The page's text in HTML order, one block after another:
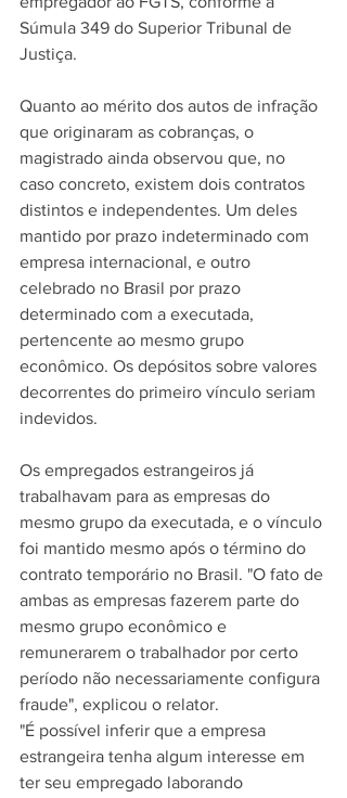
Súmula 349 do Superior Tribunal de
Justiça.
Quanto ao mérito dos autos de infração
que originaram as cobranças, o
magistrado ainda observou que, no
caso concreto, existem dois contratos
distintos e independentes. Um deles
mantido por prazo indeterminado com
empresa internacional, e outro
celebrado no Brasil por prazo
determinado com a executada,
pertencente ao mesmo grupo
econômico. Os depósitos sobre valores
decorrentes do primeiro vínculo seriam
indevidos.
Os empregados estrangeiros já
trabalhavam para as empresas do
mesmo grupo da executada, e o vínculo
foi mantido mesmo após o término do
contrato temporário no Brasil. "O fato de
ambas as empresas fazerem parte do
mesmo grupo econômico e
remunerarem o trabalhador por certo
período não necessariamente configura
fraude", explicou o relator.
"É possível inferir que a empresa
estrangeira tenha algum interesse em
ter seu empregado laborando